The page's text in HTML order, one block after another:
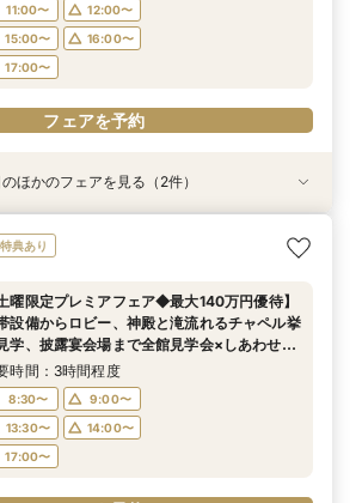
15:30〜
フェアを予約
15:30〜
フェアを予約
11:00〜
12:00〜
15:00〜
16:00〜
17:00〜
フェアを予約
特典あり
人数プラン相談会】専用の貸切別邸OPEN&
無料試食
11:00〜
11:30〜
12:00〜
15:00〜
15:30〜
フェアを予約
ナビ限定★当館人気NO,1◆豪華国産「しあ
絆牛」絶品試食付◆
11:00〜
11:30〜
12:00〜
15:00〜
15:30〜
フェアを予約
ほかのフェアを見る（2件）
特典あり
土曜限定プレミアフェア◆最大140万円優待】
設備からロビー、神殿と滝流れるチャペル挙
学、披露宴会場まで全館見学会×しあわせ絆
料試食会×おふたりに合わせた見積りシュミ
ション
時間：3時間程度
8:30〜
9:00〜
13:30〜
14:00〜
17:00〜